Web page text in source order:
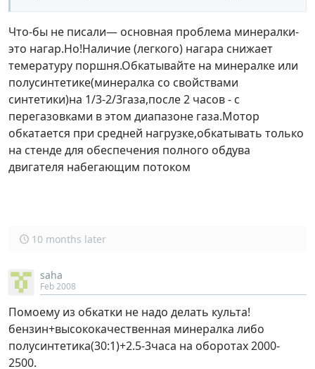
Что-бы не писали— основная проблема минералки-
это нагар.Но!Наличие (легкого) нагара снижает
темературу поршня.Обкатывайте на минералке или
полусинтетике(минералка со свойствами
синтетики)на 1/3-2/3газа,после 2 часов - с
перегазовками в этом диапазоне газа.Мотор
обкатается при средней нагрузке,обкатывать только
на стенде для обеспечения полного обдува
двигателя набегающим потоком
10 months later
saha
Feb 2008
Помоему из обкатки не надо делать культа!
бензин+высококачественная минералка либо
полусинтетика(30:1)+2.5-3часа на оборотах 2000-
2500.